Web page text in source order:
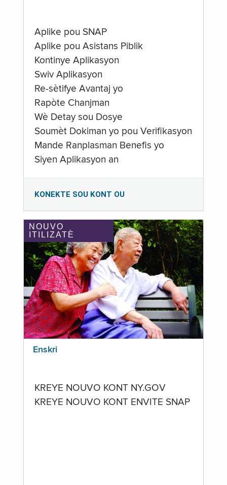
Aplike pou SNAP
Aplike pou Asistans Piblik
Kontinye Aplikasyon
Swiv Aplikasyon
Re-sètifye Avantaj yo
Rapòte Chanjman
Wè Detay sou Dosye
Soumèt Dokiman yo pou Verifikasyon
Mande Ranplasman Benefis yo
Siyen Aplikasyon an
KONEKTE SOU KONT OU
NOUVO
ITILIZATÈ
Enskri
KREYE NOUVO KONT NY.GOV
KREYE NOUVO KONT ENVITE SNAP